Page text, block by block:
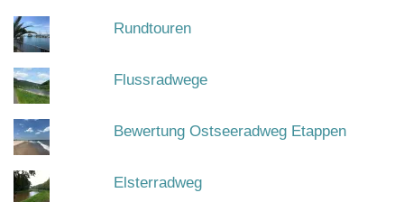
Rundtouren
Flussradwege
Bewertung Ostseeradweg Etappen
Elsterradweg